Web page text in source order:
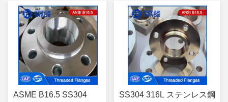
ASME B16.5 SS304
SS304 316L ステンレス鋼